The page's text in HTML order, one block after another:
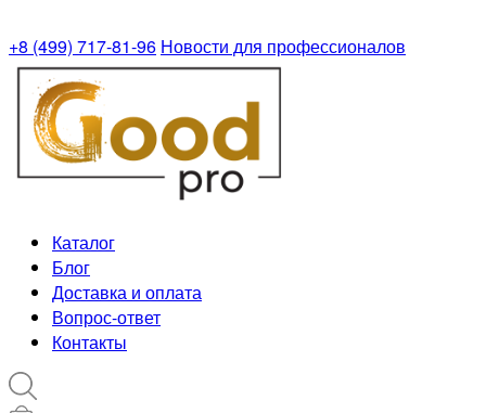
+8 (499) 717-81-96 Новости для профессионалов
Каталог
Блог
Доставка и оплата
Вопрос-ответ
Контакты